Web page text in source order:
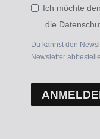
Ich möchte
die
Du kannst den
Newsletter